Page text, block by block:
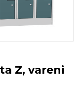
Z, vareni